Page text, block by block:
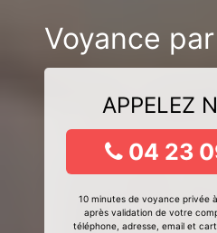
Voyance
APPELEZ
04 23
10 minutes de voyance privée
après validation de votre
téléphone, adresse, email et